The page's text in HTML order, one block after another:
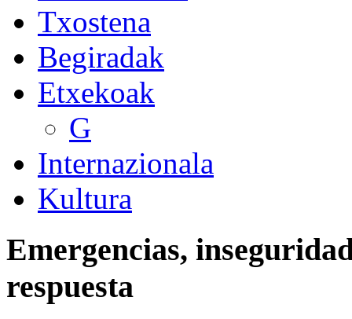
Txostena
Begiradak
Etxekoak
G
Internazionala
Kultura
Emergencias,
respuesta